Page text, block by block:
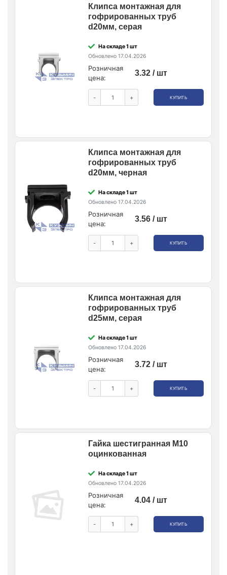
Клипса монтажная для
гофрированных труб
d20мм, серая
На складе 1 шт
Обновлено 17.04.2026
Розничная
цена:
3.32 / шт
- + КУПИТЬ
Клипса монтажная для
гофрированных труб
d20мм, черная
На складе 1 шт
Обновлено 17.04.2026
Розничная
цена:
3.56 / шт
- + КУПИТЬ
Клипса монтажная для
гофрированных труб
d25мм, серая
На складе 1 шт
Обновлено 17.04.2026
Розничная
цена:
3.72 / шт
- + КУПИТЬ
Гайка шестигранная М10
оцинкованная
На складе 1 шт
Обновлено 17.04.2026
Розничная
цена:
4.04 / шт
- + КУПИТЬ